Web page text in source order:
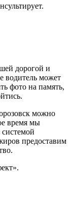
дорогой и
водитель может
фото на память,
можно
время мы
предоставим